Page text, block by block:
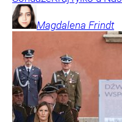
Magdalena Frindt